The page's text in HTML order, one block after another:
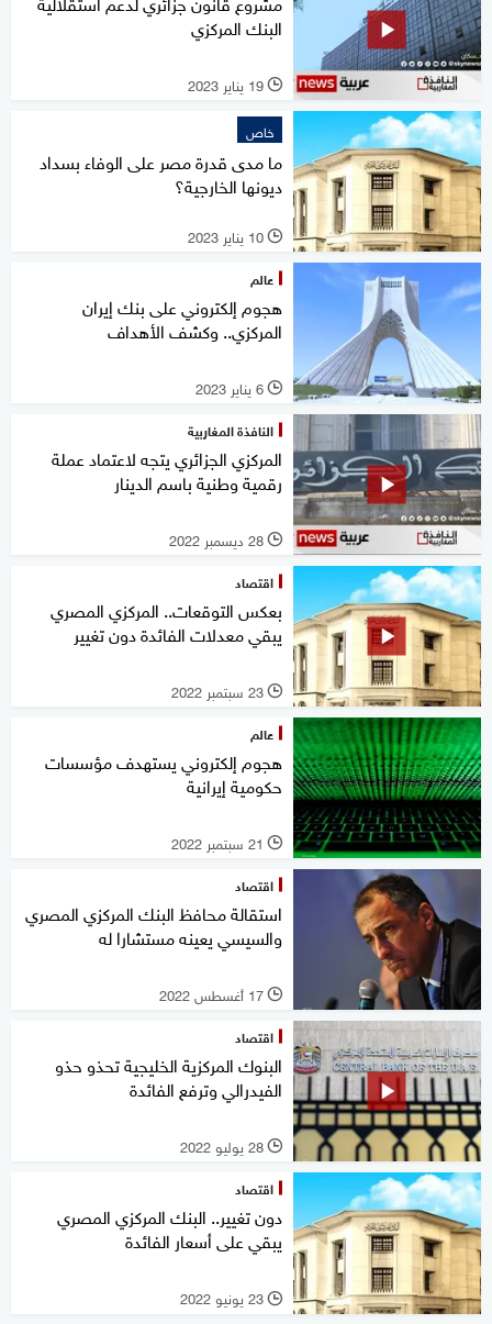
البنك المركزي
l 19 يناير 2023
خاص
ما مدى قدرة مصر على الوفاء بسداد
ديونها الخارجية؟
l 10 يناير 2023
عالم
هجوم إلكتروني على بنك إيران
المركزي.. وكشف الأهداف
l 6 يناير 2023
النافذة المغاربية
المركزي الجزائري يتجه لاعتماد عملة
رقمية وطنية باسم الدينار
l 28 ديسمبر 2022
اقتصاد
بعكس التوقعات.. المركزي المصري
يبقي معدلات الفائدة دون تغيير
l 23 سبتمبر 2022
عالم
هجوم إلكتروني يستهدف مؤسسات
حكومية إيرانية
l 21 سبتمبر 2022
اقتصاد
استقالة محافظ البنك المركزي المصري
والسيسي يعينه مستشارا له
l 17 أغسطس 2022
اقتصاد
البنوك المركزية الخليجية تحذو حذو
الفيدرالي وترفع الفائدة
l 28 يوليو 2022
اقتصاد
دون تغيير.. البنك المركزي المصري
يبقي على أسعار الفائدة
l 23 يونيو 2022